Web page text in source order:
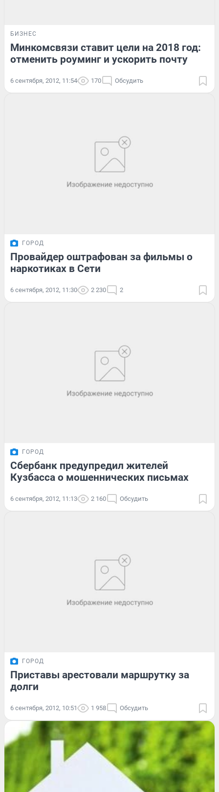
БИЗНЕС
Минкомсвязи ставит цели на 2018 год:
отменить роуминг и ускорить почту
6 сентября, 2012, 11:54 170 Обсудить
ГОРОД
Провайдер оштрафован за фильмы о
наркотиках в Сети
6 сентября, 2012, 11:30 2 230 2
ГОРОД
Сбербанк предупредил жителей
Кузбасса о мошеннических письмах
6 сентября, 2012, 11:13 2 160 Обсудить
ГОРОД
Приставы арестовали маршрутку за
долги
6 сентября, 2012, 10:51 1 958 Обсудить